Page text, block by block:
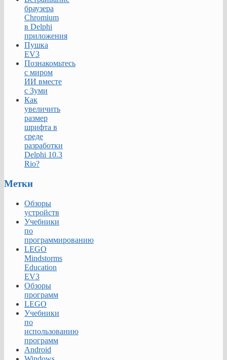
браузера
Chromium
в Delphi
приложения
Пушка
EV3
Познакомьтесь
с миром
ИИ вместе
с Зуми
Как
увеличить
размер
шрифта в
среде
разработки
Delphi 10.3
Rio?
Метки
Обзоры
устройств
Учебники
по
программированию
LEGO
Mindstorms
Education
EV3
Обзоры
программ
LEGO
Учебники
по
использованию
программ
Android